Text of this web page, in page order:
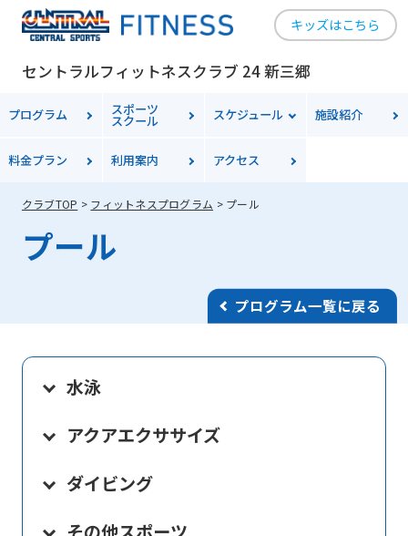
キッズはこちら
セントラルフィットネスクラブ 24 新三郷
プログラム スポーツ
スクール スケジュール 施設紹介
料金プラン 利用案内 アクセス
クラブTOP フィットネスプログラム プール
プール
プログラム一覧に戻る
水泳
アクアエクササイズ
ダイビング